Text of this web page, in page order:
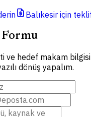
request_quote Balıkesir için
Formu
ve hedef makam
dönüş yapalım.